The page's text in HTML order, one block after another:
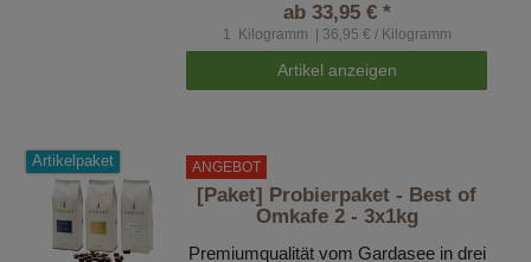
ab 33,95 € *
1 Kilogramm | 36,95 € / Kilogramm
Artikel anzeigen
Artikelpaket ANGEBOT
[Paket] Probierpaket - Best of
Omkafe 2 - 3x1kg
Premiumqualität vom Gardasee in drei